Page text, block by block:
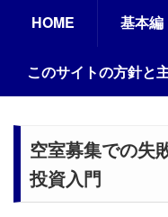
HOME 基本編
このサイトの方針と
空室募集での失
投資入門